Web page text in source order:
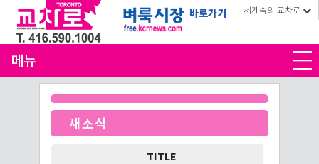
바로가기 세계속의 교차로
메뉴
새소식
TITLE